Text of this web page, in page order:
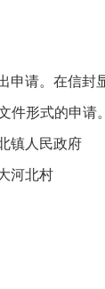
申请。在信封
件形式的申请。
镇人民政府
河北村